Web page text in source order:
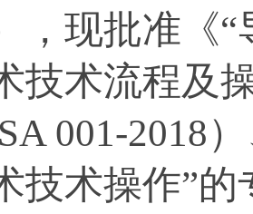
，现批准《
技术流程及
001-2018
技术操作”的